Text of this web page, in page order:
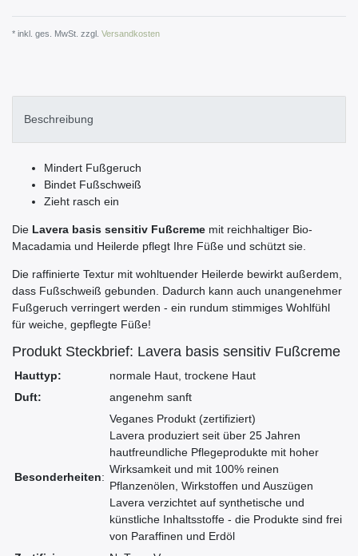
* inkl. ges. MwSt. zzgl. Versandkosten
Beschreibung
Mindert Fußgeruch
Bindet Fußschweiß
Zieht rasch ein
Die Lavera basis sensitiv Fußcreme mit reichhaltiger Bio-
Macadamia und Heilerde pflegt Ihre Füße und schützt sie.
Die raffinierte Textur mit wohltuender Heilerde bewirkt außerdem,
dass Fußschweiß gebunden. Dadurch kann auch unangenehmer
Fußgeruch verringert werden - ein rundum stimmiges Wohlfühl
für weiche, gepflegte Füße!
Produkt Steckbrief: Lavera basis sensitiv Fußcreme
Hauttyp:
normale Haut, trockene Haut
Duft:
angenehm sanft
Besonderheiten:
Veganes Produkt (zertifiziert)
Lavera produziert seit über 25 Jahren
hautfreundliche Pflegeprodukte mit hoher
Wirksamkeit und mit 100% reinen
Pflanzenölen, Wirkstoffen und Auszügen
Lavera verzichtet auf synthetische und
künstliche Inhaltsstoffe - die Produkte sind frei
von Paraffinen und Erdöl